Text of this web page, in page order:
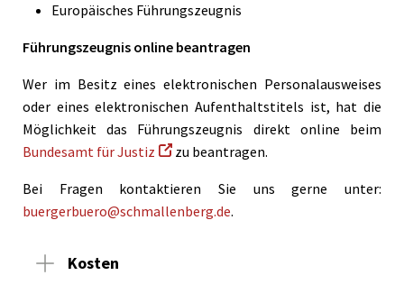
Europäisches Führungszeugnis
Führungszeugnis online beantragen
Wer im Besitz eines elektronischen Personalausweises
oder eines elektronischen Aufenthaltstitels ist, hat die
Möglichkeit das Führungszeugnis direkt online beim
Bundesamt für Justiz
zu beantragen.
Bei Fragen kontaktieren Sie uns gerne unter:
buergerbuero@schmallenberg.de.
Kosten